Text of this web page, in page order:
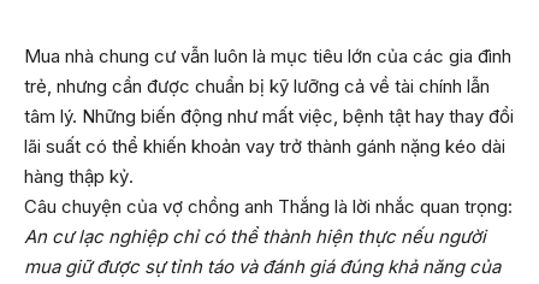
Mua nhà chung cư vẫn luôn là mục tiêu lớn của các gia đình
trẻ, nhưng cần được chuẩn bị kỹ lưỡng cả về tài chính lẫn
tâm lý. Những biến động như mất việc, bệnh tật hay thay đổi
lãi suất có thể khiến khoản vay trở thành gánh nặng kéo dài
hàng thập kỷ.
Câu chuyện của vợ chồng anh Thắng là lời nhắc quan trọng:
An cư lạc nghiệp chỉ có thể thành hiện thực nếu người
mua giữ được sự tỉnh táo và đánh giá đúng khả năng của